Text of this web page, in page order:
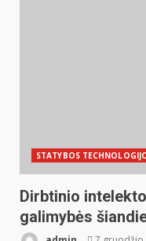
STATYBOS
Dirbtinio
galimybės